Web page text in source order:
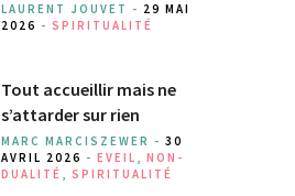
LAURENT JOUVET - 29 MAI
2026 - SPIRITUALITÉ
Tout accueillir mais ne
s’attarder sur rien
MARC MARCISZEWER - 30
AVRIL 2026 - EVEIL , NON-
DUALITÉ , SPIRITUALITÉ